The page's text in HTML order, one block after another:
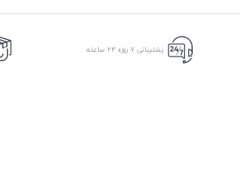
پشتیبانی ۷ روزه ۲۴ ساعته